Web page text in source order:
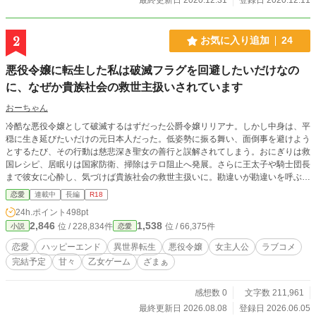
2 お気に入り追加 24
悪役令嬢に転生した私は破滅フラグを回避したいだけなの
に、なぜか貴族社会の救世主扱いされています
おーちゃん
冷酷な悪役令嬢として破滅するはずだった公爵令嬢リリアナ。しかし中身は、平
穏に生き延びたいだけの元日本人だった。低姿勢に振る舞い、面倒事を避けよう
とするたび、その行動は慈悲深き聖女の善行と誤解されてしまう。おにぎりは救
国レシピ、居眠りは国家防衛、掃除はテロ阻止へ発展。さらに王太子や騎士団長
まで彼女に心酔し、気づけば貴族社会の救世主扱いに。勘違いが勘違いを呼ぶ、
破滅回避系・悪役令嬢コメディ！
恋愛 連載中 長編 R18
24h.ポイント 498pt
小説 2,846 位 / 228,834件 恋愛 1,538 位 / 66,375件
恋愛 ハッピーエンド 異世界転生 悪役令嬢 女主人公
ラブコメ
完結予定
甘々 乙女ゲーム ざまぁ
感想数 0
文字数 211,961
最終更新日 2026.08.08
登録日 2026.06.05